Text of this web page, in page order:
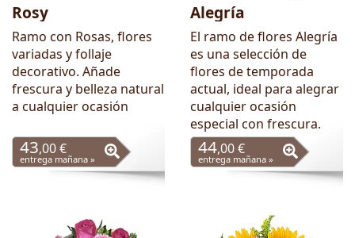
Rosy
Ramo con Rosas, flores
variadas y follaje
decorativo. Añade
frescura y belleza natural
a cualquier ocasión
43,00 €
entrega mañana »
Alegría
El ramo de flores Alegría
es una selección de
flores de temporada
actual, ideal para alegrar
cualquier ocasión
especial con frescura.
44,00 €
entrega mañana »